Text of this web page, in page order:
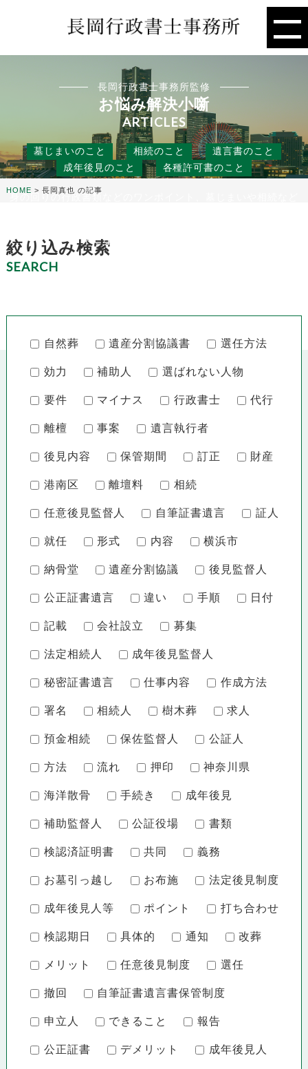
長岡行政書士事務所監修
お悩み解決小噺
ARTICLES
墓じまいのこと 相続のこと
遺言書のこと
成年後見のこと
各種許可書のこと
身の回りの行政書類などのワンポイント、墓じまいや相続など
ネになる小噺をお届けします。
HOME > 長岡真也 の記事
絞り込み検索
SEARCH
自然葬 遺産分割協議書 選任方法
効力 補助人 選ばれない人物
要件 マイナス 行政書士 代行
離檀 事案 遺言執行者
後見内容 保管期間 訂正 財産
港南区 離壇料 相続
任意後見監督人 自筆証書遺言 証人
就任 形式 内容 横浜市
納骨堂 遺産分割協議 後見監督人
公正証書遺言 違い 手順 日付
記載 会社設立 募集
法定相続人 成年後見監督人
秘密証書遺言 仕事内容 作成方法
署名 相続人 樹木葬 求人
預金相続 保佐監督人 公証人
方法 流れ 押印 神奈川県
海洋散骨 手続き 成年後見
補助監督人 公証役場 書類
検認済証明書 共同 義務
お墓引っ越し お布施 法定後見制度
成年後見人等 ポイント 打ち合わせ
検認期日 具体的 通知 改葬
メリット 任意後見制度 選任
撤回 自筆証書遺言書保管制度
申立人 できること 報告
公正証書 デメリット 成年後見人